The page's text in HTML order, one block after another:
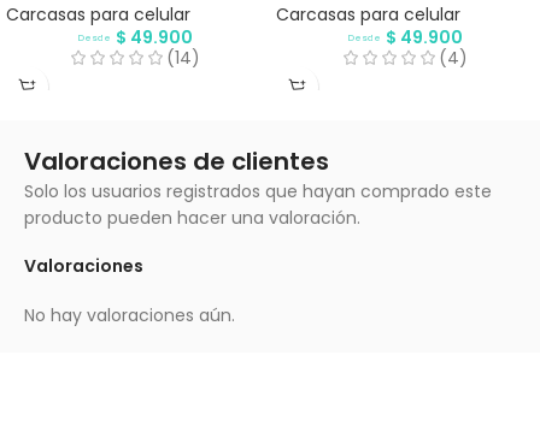
Carcasas para celular
Desde $ 49.900
(14)
Carcasas para celular
Desde $ 49.900
(4)
Valoraciones de clientes
Valoraciones
No hay valoraciones aún.
Solo los usuarios registrados que hayan comprado este
producto pueden hacer una valoración.